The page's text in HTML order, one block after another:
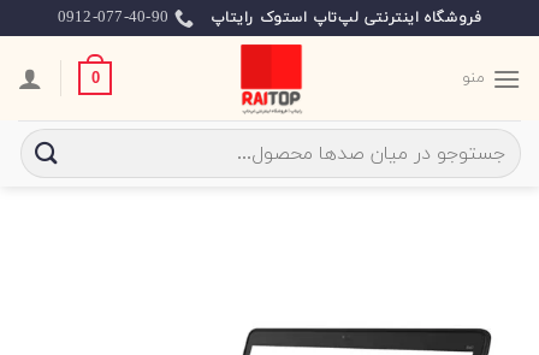
to
content
فروشگاه اینترنتی لپ‌تاپ استوک رایتاپ 0912-077-40-90
منو 0
جستجو
برای: